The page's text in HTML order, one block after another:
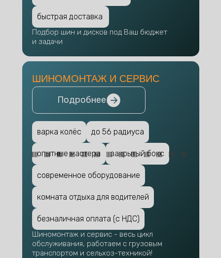
быстрая доставка
Подбор шин и дисков под Ваш бюджет
и задачи
ШИНОМОНТАЖ И СЕРВИС
Подробнее
варка колёс до 56 радиуса
опытные мастера закрытый бокс
современное оборудование
комната отдыха для водителей
безналичная оплата (с НДС)
Шиномонтаж и сервис - весь цикл
обслуживания, работаем с грузовым
транспортом и сельхоз-техникой!